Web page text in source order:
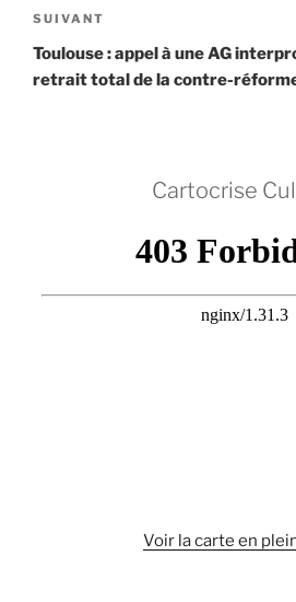
Article
suivant
SUIVANT
Toulouse : appel à une AG
retrait total de la contre-
Cartocrise
Voir la carte en